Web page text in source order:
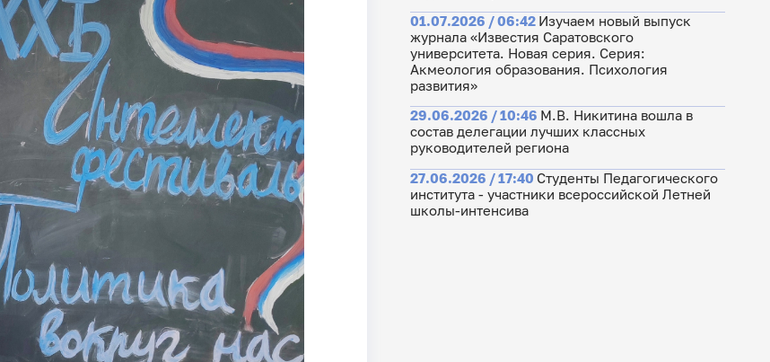
01.07.2026 / 06:42 Изучаем новый выпуск
журнала «Известия Саратовского
университета. Новая серия. Серия:
Акмеология образования. Психология
развития»
29.06.2026 / 10:46 М.В. Никитина вошла в
состав делегации лучших классных
руководителей региона
27.06.2026 / 17:40 Студенты Педагогического
института - участники всероссийской Летней
школы-интенсива